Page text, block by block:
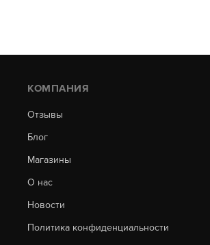
КОМПАНИЯ
Отзывы
Блог
Магазины
О нас
Новости
Политика конфиденциальности